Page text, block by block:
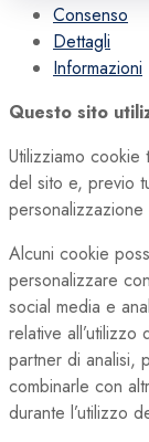
Consenso
Dettagli
Informazioni
Questo sito
Utilizziamo
del sito e, previo
personalizzazione
Alcuni cookie
personalizzare
social media e
relative
partner di analisi,
combinarle con
durante l’utilizzo